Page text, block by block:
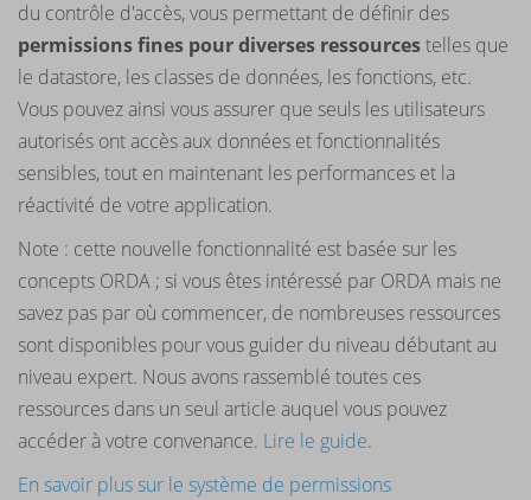
du contrôle d'accès, vous permettant de définir des
permissions fines pour diverses ressourcestelles que
le datastore, les classes de données, les fonctions, etc.
Vous pouvez ainsi vous assurer que seuls les utilisateurs
autorisés ont accès aux données et fonctionnalités
sensibles, tout en maintenant les performances et la
réactivité de votre application.
Note : cette nouvelle fonctionnalité est basée sur les
concepts ORDA ; si vous êtes intéressé par ORDA mais ne
savez pas par où commencer, de nombreuses ressources
sont disponibles pour vous guider du niveau débutant au
niveau expert. Nous avons rassemblé toutes ces
ressources dans un seul article auquel vous pouvez
accéder à votre convenance. Lire le guide.
En savoir plus sur le système de permissions